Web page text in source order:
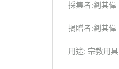
採集者:劉其偉
捐贈者:劉其偉
用途: 宗教用具